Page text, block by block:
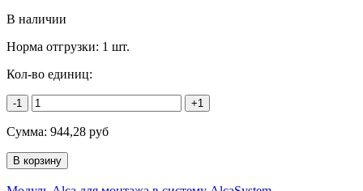
В наличии
Норма отгрузки: 1 шт.
Кол-во единиц:
-1 +1
Сумма: 944,28 руб